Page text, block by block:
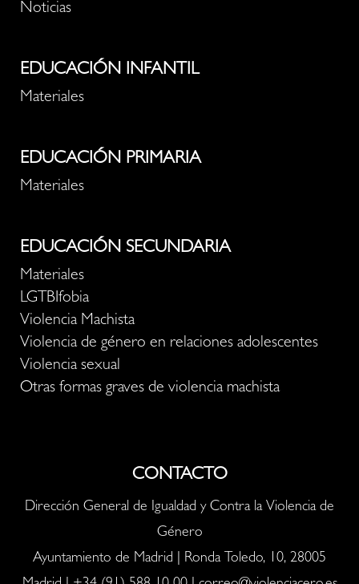
Noticias
EDUCACIÓN INFANTIL
Materiales
EDUCACIÓN PRIMARIA
Materiales
EDUCACIÓN SECUNDARIA
Materiales
LGTBIfobia
Violencia Machista
Violencia de género en relaciones adolescentes
Violencia sexual
Otras formas graves de violencia machista
CONTACTO
Dirección General de Igualdad y Contra la Violencia de
Género
Ayuntamiento de Madrid | Ronda Toledo, 10, 28005